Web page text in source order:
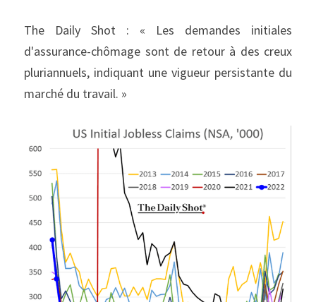
The Daily Shot : « Les demandes initiales
d'assurance-chômage sont de retour à des creux
pluriannuels, indiquant une vigueur persistante du
marché du travail. »